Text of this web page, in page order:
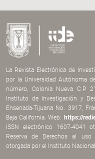
La Revista Electrónica de
por la Universidad Autónoma
número, Colonia Nueva C.P.
Instituto de Investigación y
Ensenada-Tijuana No. 3917,
Baja California. Web: https://
ISSN electrónico 1607-4041
Reserva de Derechos al uso
otorgada por el Instituto